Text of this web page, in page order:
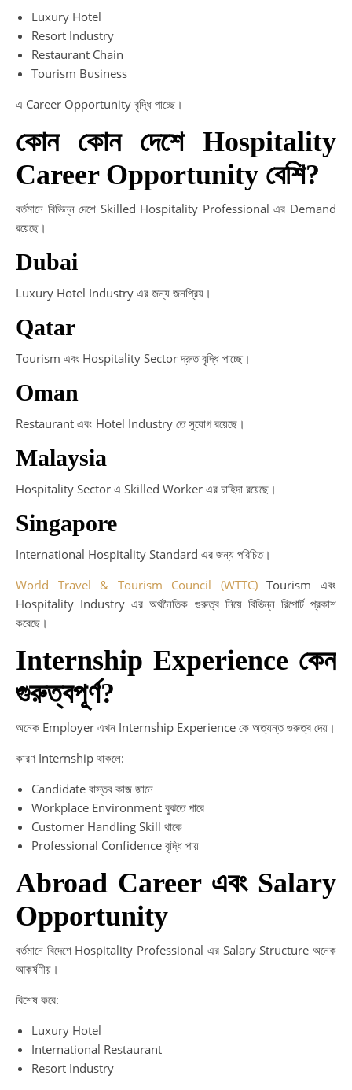
Luxury Hotel
Resort Industry
Restaurant Chain
Tourism Business
এ Career Opportunity বৃদ্ধি পাচ্ছে।
কোন কোন দেশে Hospitality
Career Opportunity বেশি?
বর্তমানে বিভিন্ন দেশে Skilled Hospitality Professional এর Demand
রয়েছে।
Dubai
Luxury Hotel Industry এর জন্য জনপ্রিয়।
Qatar
Tourism এবং Hospitality Sector দ্রুত বৃদ্ধি পাচ্ছে।
Oman
Restaurant এবং Hotel Industry তে সুযোগ রয়েছে।
Malaysia
Hospitality Sector এ Skilled Worker এর চাহিদা রয়েছে।
Singapore
International Hospitality Standard এর জন্য পরিচিত।
World Travel & Tourism Council (WTTC)Tourism এবং
Hospitality Industry এর অর্থনৈতিক গুরুত্ব নিয়ে বিভিন্ন রিপোর্ট প্রকাশ
করেছে।
Internship Experience কেন
গুরুত্বপূর্ণ?
অনেক Employer এখন Internship Experience কে অত্যন্ত গুরুত্ব দেয়।
কারণ Internship থাকলে:
Candidate বাস্তব কাজ জানে
Workplace Environment বুঝতে পারে
Customer Handling Skill থাকে
Professional Confidence বৃদ্ধি পায়
Abroad Career এবং Salary
Opportunity
বর্তমানে বিদেশে Hospitality Professional এর Salary Structure অনেক
আকর্ষণীয়।
বিশেষ করে:
Luxury Hotel
International Restaurant
Resort Industry